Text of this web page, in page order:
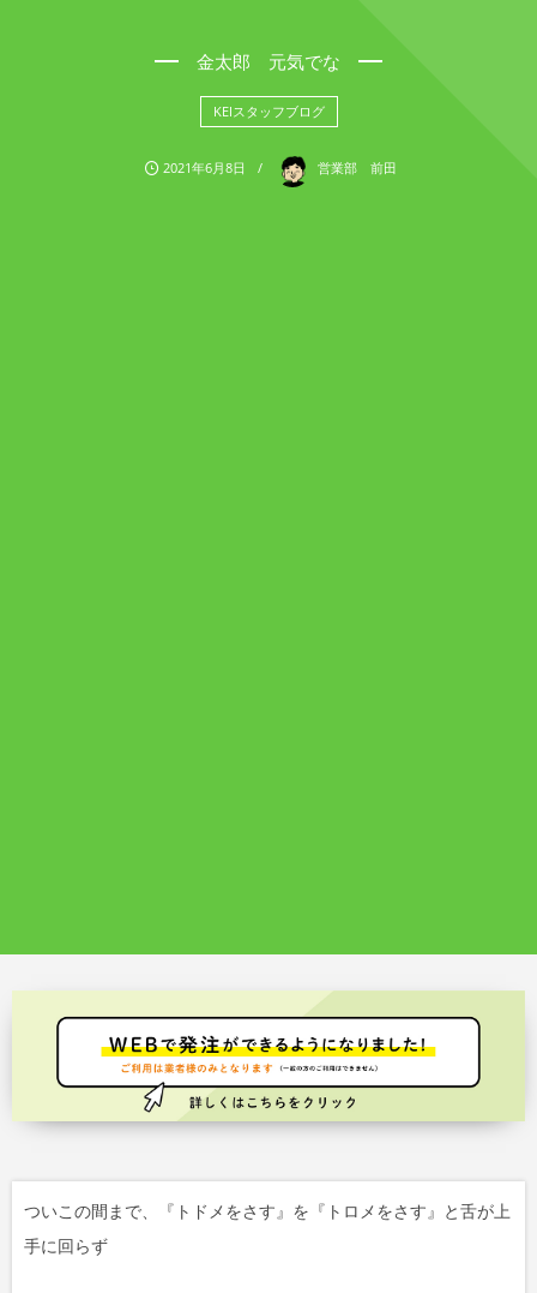
金太郎 元気でな
KEIスタッフブログ
2021年6月8日 営業部 前田
ついこの間まで、『トドメをさす』を『トロメをさす』と舌が上
手に回らず